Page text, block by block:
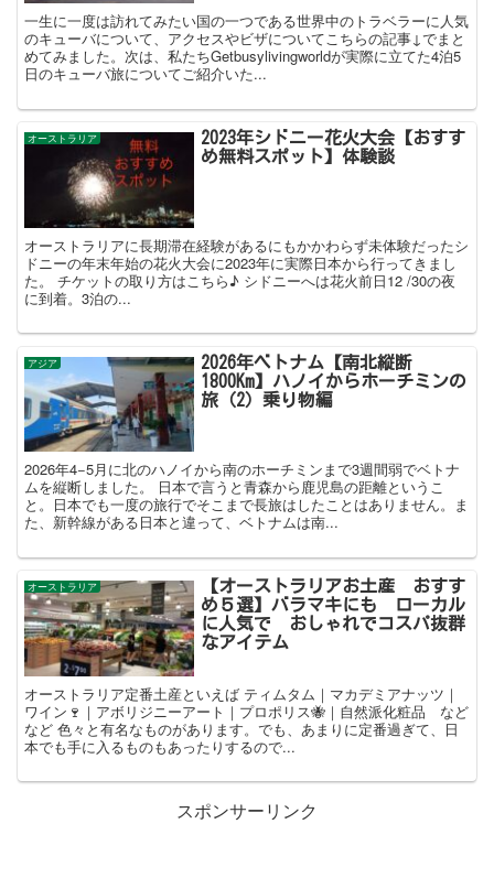
一生に一度は訪れてみたい国の一つである世界中のトラベラーに人気
のキューバについて、アクセスやビザについてこちらの記事↓でまと
めてみました。次は、私たちGetbusylivingworldが実際に立てた4泊5
日のキューバ旅についてご紹介いた...
オーストラリア
2023年シドニー花火大会【おすす
め無料スポット】体験談
オーストラリアに長期滞在経験があるにもかかわらず未体験だったシ
ドニーの年末年始の花火大会に2023年に実際日本から行ってきまし
た。 チケットの取り方はこちら♪ シドニーへは花火前日12 /30の夜
に到着。3泊の...
アジア
2026年ベトナム【南北縦断
1800Km】ハノイからホーチミンの
旅（2）乗り物編
2026年4−5月に北のハノイから南のホーチミンまで3週間弱でベトナ
ムを縦断しました。 日本で言うと青森から鹿児島の距離というこ
と。日本でも一度の旅行でそこまで長旅はしたことはありません。ま
た、新幹線がある日本と違って、ベトナムは南...
オーストラリア
【オーストラリアお土産 おすす
め５選】バラマキにも ローカル
に人気で おしゃれでコスパ抜群
なアイテム
オーストラリア定番土産といえば ティムタム｜マカデミアナッツ｜
ワイン🍷｜アボリジニーアート｜プロポリス🐝｜自然派化粧品 など
など 色々と有名なものがあります。でも、あまりに定番過ぎて、日
本でも手に入るものもあったりするので...
スポンサーリンク